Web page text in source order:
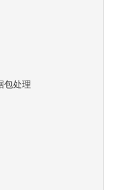
包处理